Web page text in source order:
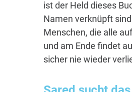
ist der Held dieses
Namen verknüpft
Menschen, die alle
und am Ende findet
sicher nie wieder